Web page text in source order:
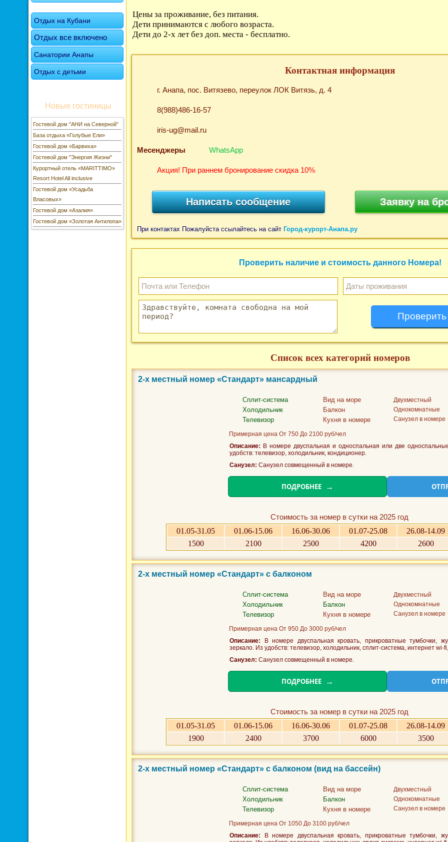
Отдых на Кубани
Отдых все включено
Санатории Анапы
Отдых с детьми
Новые гостиницы
Гостевой дом "АНИ на Северной"
База отдыха «Голубые Ели»
Гостевой дом «Барвиха»
Гостевой дом "Энергия Жизни"
Курортный отель «MARITTIMO»
Resort Hotel All inclusive
Гостевой дом «Усадьба
Власовых»
Гостевой дом «Азалия»
Гостевой дом «Золотая Антилопа»
Цены за проживание, без питания.
Дети принимаются с любого возраста.
Дети до 2-х лет без доп. места - бесплатно.
Контактная информация
г. Анапа, пос. Витязево, переулок ЛОК Витязь, д. 4
8(988)486-16-57
iris-ug@mail.ru
Месенджеры WhatsApp
Акция! При раннем бронирование скидка 10%
Написать сообщение Заявку на
При контактах Пожалуйста ссылайтесь на сайт Город-курорт-Анапа.ру
Проверить наличие и стоимость данного Номера!
Список всех категорий номеров
2-х местный номер «Стандарт» мансардный
Сплит-система
Холодильник
Телевизор
Вид на море
Балкон
Кухня в номере
Двухместный
Однокомнатные
Санузел в номере
Примерная цена От 750 До 2100 руб/чел
Описание: В номере двуспальная и односпальная или две
удобств: телевизор, холодильник, кондиционер.
Санузел: Санузел совмещенный в номере.
ПОДРОБНЕЕ
Стоимость за номер в сутки на 2025 год
01.05-31.05
01.06-15.06 16.06-30.06 01.07-25.08 26.08-14.09
1500
2100 2500 4200 2600
2-х местный номер «Стандарт» с балконом
Сплит-система
Холодильник
Телевизор
Вид на море
Балкон
Кухня в номере
Двухместный
Однокомнатные
Санузел в номере
Примерная цена От 950 До 3000 руб/чел
Описание: В номере двуспальная кровать, прикроватные тумбочки,
зеркало. Из удобств: телевизор, холодильник, сплит-система, интернет wi-
Санузел: Санузел совмещенный в номере.
ПОДРОБНЕЕ
Стоимость за номер в сутки на 2025 год
01.05-31.05
01.06-15.06 16.06-30.06 01.07-25.08 26.08-14.09
1900
2400 3700 6000 3500
2-х местный номер «Стандарт» с балконом (вид на бассейн)
Сплит-система
Холодильник
Телевизор
Вид на море
Балкон
Кухня в номере
Двухместный
Однокомнатные
Санузел в номере
Примерная цена От 1050 До 3100 руб/чел
Описание: В номере двуспальная кровать, прикроватные тумбочки,